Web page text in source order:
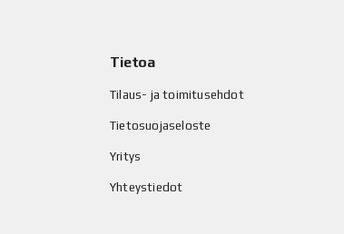
Tietoa
Tilaus- ja toimitusehdot
Tietosuojaseloste
Yritys
Yhteystiedot